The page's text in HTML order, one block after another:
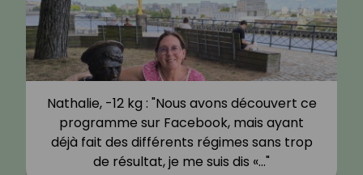
découvert ce
mais ayant
sans trop
Mélina, -12 kg : "J'ai toujours été
dépassé la barre des 80 kg à
ans et le poids n'a fait que
C'est lorsque j'ai…"